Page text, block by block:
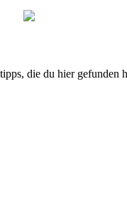
die du hier gefunden